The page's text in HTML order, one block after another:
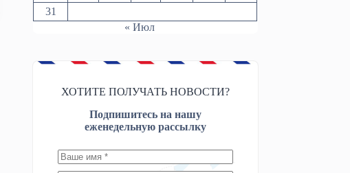
31
« Июл
ХОТИТЕ ПОЛУЧАТЬ НОВОСТИ?
Подпишитесь на нашу
еженедельную рассылку